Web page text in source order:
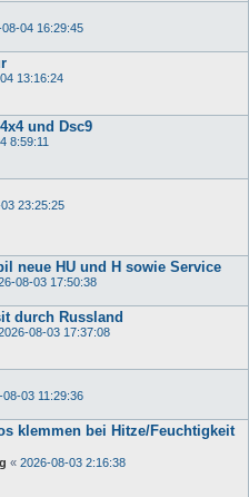
04 16:29:45
13:16:24
und Dsc9
8:59:11
23:25:25
neue HU und H sowie Service
08-03 17:50:38
durch Russland
08-03 17:37:08
08-03 11:29:36
klemmen bei Hitze/Feuchtigkeit
« 2026-08-03 2:16:38